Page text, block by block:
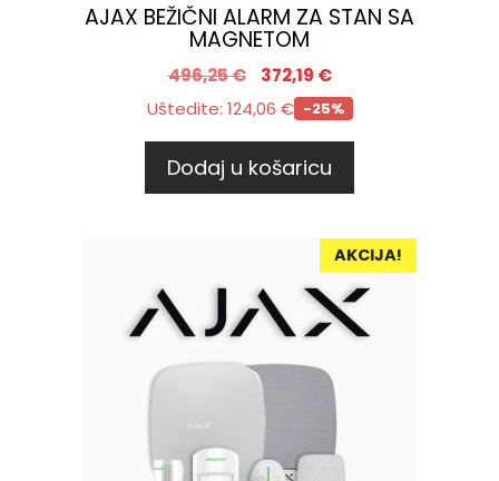
AJAX BEŽIČNI ALARM ZA STAN SA
MAGNETOM
496,25€ 372,19 €
Uštedite: 124,06 € -25%
Dodaj u košaricu
AKCIJA!